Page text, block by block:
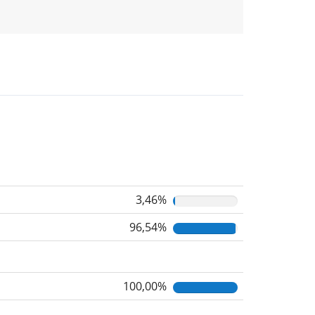
3,46%
96,54%
100,00%